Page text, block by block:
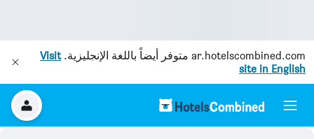
ar.hotelscombined.com متوفر أيضاً باللغة الإنجليزية.Visit
site in English